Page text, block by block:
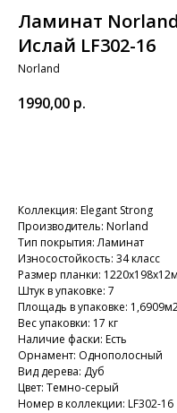
Ламинат
Ислай LF302-16
Norland
1990,00 р.
Коллекция: Elegant Strong
Производитель: Norland
Тип покрытия: Ламинат
Износостойкость: 34 класс
Размер планки:
Штук в упаковке: 7
Площадь в упаковке:
Вес упаковки: 17 кг
Наличие фаски: Есть
Орнамент: Однополосный
Вид дерева: Дуб
Цвет: Темно-серый
Номер в коллекции: LF302-16